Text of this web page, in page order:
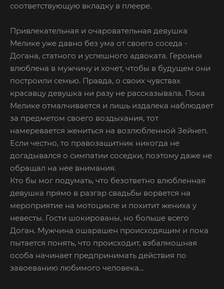
соответствующую вкладку в плеере.
Привлекательная и очаровательная девушка
Мелике уже давно без ума от своего соседа -
Догана, статного и успешного адвоката. Героиня
влюблена в мужчину и хочет, чтобы в будущем они
построили семью. Правда, о своих чувствах
красавцу девушка ни разу не рассказывала. Пока
Мелике отмалчивается и лишь издалека наблюдает
за предметом своего воздыхания, тот
намеревается жениться на возлюбленной Зейнеп.
Если честно, то правозащитник никогда не
догадывался о симпатии соседки, поэтому даже не
обращал на нее внимания.
Кто бы мог подумать, что безответно влюбленная
девушка прямо в разгар свадьбы ворвется на
мероприятие на мотоцикле и похитит жениха у
невесты. Гости шокированы, но больше всего
Доган. Мужчина ошарашен происходящим и пока
пытается понять, что происходит, взбалмошная
особа начинает предпринимать действия по
завоеванию любимого человека...